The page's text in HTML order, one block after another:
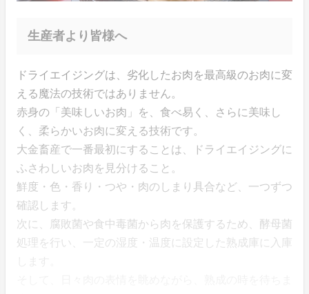
生産者より皆様へ
ドライエイジングは、劣化したお肉を最高級のお肉に変
える魔法の技術ではありません。
赤身の「美味しいお肉」を、食べ易く、さらに美味し
く、柔らかいお肉に変える技術です。
大金畜産で一番最初にすることは、ドライエイジングに
ふさわしいお肉を見分けること。
鮮度・色・香り・つや・肉のしまり具合など、一つずつ
確認します。
次に、腐敗菌や食中毒菌から肉を保護するため、酵母菌
処理を行い、一定の湿度・温度に設定した熟成庫に入庫